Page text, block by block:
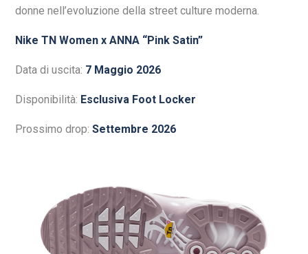
donne nell’evoluzione della street culture moderna.
Nike TN Women x ANNA “Pink Satin”
Data di uscita: 7 Maggio 2026
Disponibilità: Esclusiva Foot Locker
Prossimo drop: Settembre 2026